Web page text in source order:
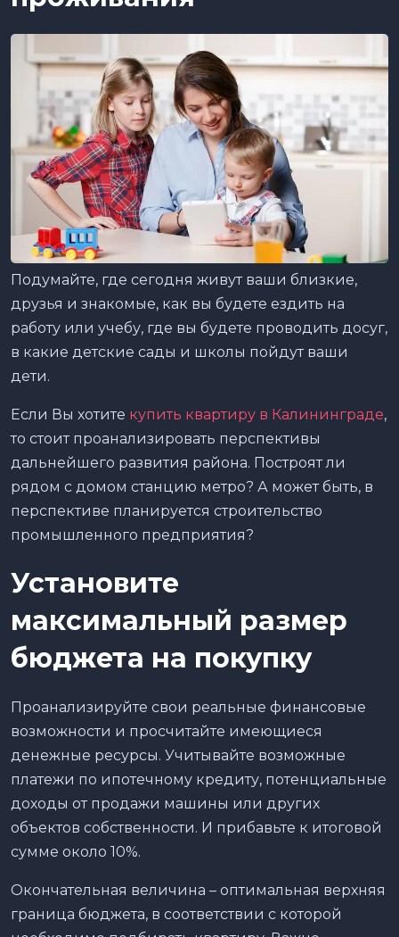
Подумайте, где сегодня живут ваши близкие,
друзья и знакомые, как вы будете ездить на
работу или учебу, где вы будете проводить досуг,
в какие детские сады и школы пойдут ваши
дети.
Если Вы хотите купить квартиру в Калининграде,
то стоит проанализировать перспективы
дальнейшего развития района. Построят ли
рядом с домом станцию метро? А может быть, в
перспективе планируется строительство
промышленного предприятия?
Установите
максимальный размер
бюджета на покупку
Проанализируйте свои реальные финансовые
возможности и просчитайте имеющиеся
денежные ресурсы. Учитывайте возможные
платежи по ипотечному кредиту, потенциальные
доходы от продажи машины или других
объектов собственности. И прибавьте к итоговой
сумме около 10%.
Окончательная величина – оптимальная верхняя
граница бюджета, в соответствии с которой